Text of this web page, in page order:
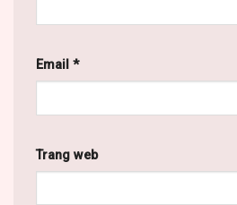
Email *
Trang web